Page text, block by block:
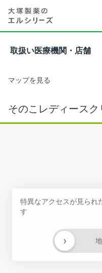
取扱い医療機関・店舗
マップを見る
そのこレディースク
特異なアクセスが見られ
す
›